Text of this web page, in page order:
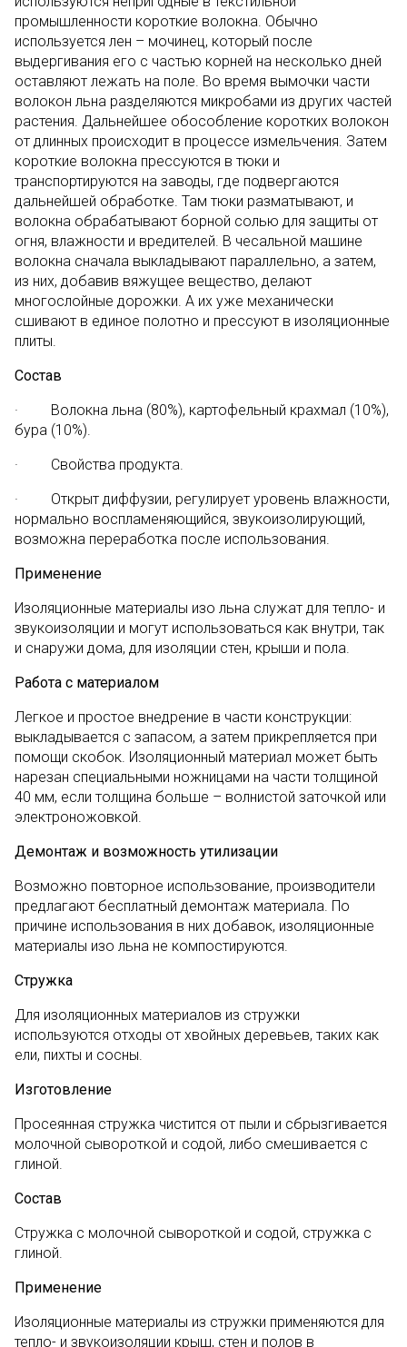
промышленности короткие волокна. Обычно
используется лен – мочинец, который после
выдергивания его с частью корней на несколько дней
оставляют лежать на поле. Во время вымочки части
волокон льна разделяются микробами из других частей
растения. Дальнейшее обособление коротких волокон
от длинных происходит в процессе измельчения. Затем
короткие волокна прессуются в тюки и
транспортируются на заводы, где подвергаются
дальнейшей обработке. Там тюки разматывают, и
волокна обрабатывают борной солью для защиты от
огня, влажности и вредителей. В чесальной машине
волокна сначала выкладывают параллельно, а затем,
из них, добавив вяжущее вещество, делают
многослойные дорожки. А их уже механически
сшивают в единое полотно и прессуют в изоляционные
плиты.
Состав
· Волокна льна (80%), картофельный крахмал (10%),
бура (10%).
· Свойства продукта.
· Открыт диффузии, регулирует уровень влажности,
нормально воспламеняющийся, звукоизолирующий,
возможна переработка после использования.
Применение
Изоляционные материалы изо льна служат для тепло- и
звукоизоляции и могут использоваться как внутри, так
и снаружи дома, для изоляции стен, крыши и пола.
Работа с материалом
Легкое и простое внедрение в части конструкции:
выкладывается с запасом, а затем прикрепляется при
помощи скобок. Изоляционный материал может быть
нарезан специальными ножницами на части толщиной
40 мм, если толщина больше – волнистой заточкой или
электроножовкой.
Демонтаж и возможность утилизации
Возможно повторное использование, производители
предлагают бесплатный демонтаж материала. По
причине использования в них добавок, изоляционные
материалы изо льна не компостируются.
Стружка
Для изоляционных материалов из стружки
используются отходы от хвойных деревьев, таких как
ели, пихты и сосны.
Изготовление
Просеянная стружка чистится от пыли и сбрызгивается
молочной сывороткой и содой, либо смешивается с
глиной.
Состав
Стружка с молочной сывороткой и содой, стружка с
глиной.
Применение
Изоляционные материалы из стружки применяются для
тепло- и звукоизоляции крыш, стен и полов в